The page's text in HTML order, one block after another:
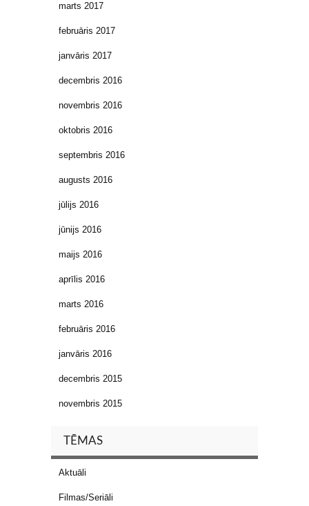
marts 2017
februāris 2017
janvāris 2017
decembris 2016
novembris 2016
oktobris 2016
septembris 2016
augusts 2016
jūlijs 2016
jūnijs 2016
maijs 2016
aprīlis 2016
marts 2016
februāris 2016
janvāris 2016
decembris 2015
novembris 2015
TĒMAS
Aktuāli
Filmas/Seriāli